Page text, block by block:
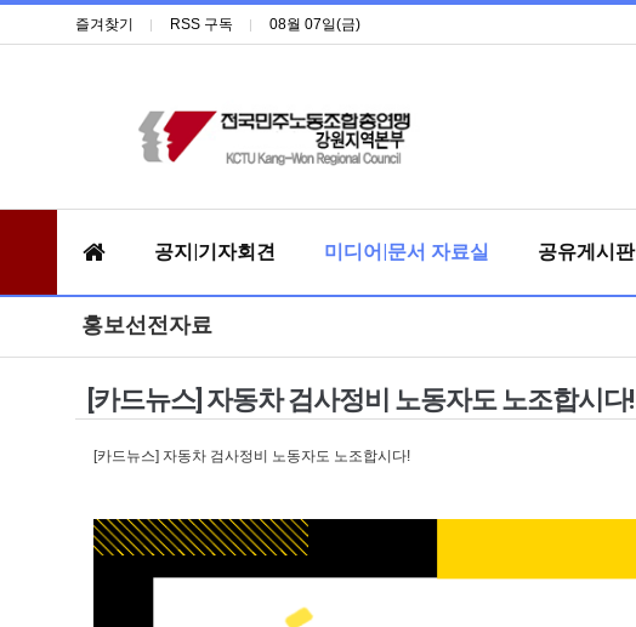
즐겨찾기 RSS 구독 08월 07일(금)
공지|기자회견 미디어|문서 자료실 공유게시판
홍보선전자료
[카드뉴스] 자동차 검사정비 노동자도 노조합시다!
[카드뉴스] 자동차 검사정비 노동자도 노조합시다!